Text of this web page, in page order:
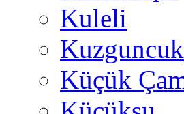
Kuleli
Kuzguncuk
Küçük